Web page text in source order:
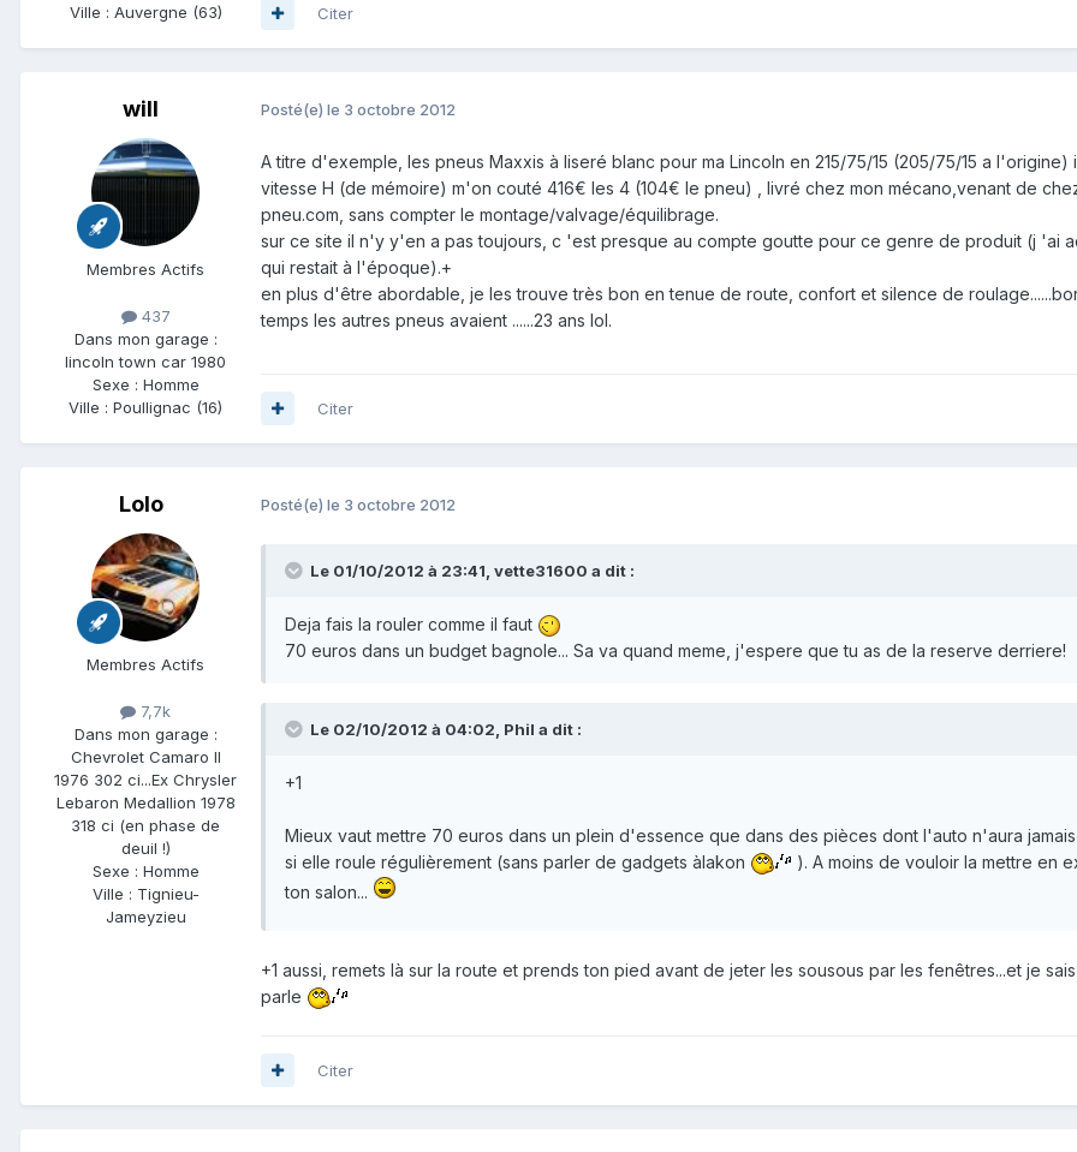
Ville : Auvergne (63) Citer
will
Membres Actifs
437
Dans mon garage :
lincoln town car 1980
Sexe : Homme
Ville : Poullignac (16)
Posté(e) le 3 octobre 2012
A titre d'exemple, les pneus Maxxis à liseré blanc pour ma Lincoln en 215/75/15 (205/75/15 a l'origine)
vitesse H (de mémoire) m'on couté 416€ les 4 (104€ le pneu) , livré chez mon mécano,venant de
pneu.com, sans compter le montage/valvage/équilibrage.
sur ce site il n'y y'en a pas toujours, c 'est presque au compte goutte pour ce genre de produit (j 'ai
qui restait à l'époque).+
en plus d'être abordable, je les trouve très bon en tenue de route, confort et silence de
temps les autres pneus avaient ......23 ans lol.
Citer
Lolo
Membres Actifs
7,7k
Dans mon garage :
Chevrolet Camaro II
1976 302 ci...Ex Chrysler
Lebaron Medallion 1978
318 ci (en phase de
deuil !)
Sexe : Homme
Ville : Tignieu-
Jameyzieu
Posté(e) le 3 octobre 2012
Le 01/10/2012 à 23:41, vette31600 a dit :
Deja fais la rouler comme il faut
70 euros dans un budget bagnole... Sa va quand meme, j'espere que tu as de la reserve derriere!
Le 02/10/2012 à 04:02, Phil a dit :
+1
Mieux vaut mettre 70 euros dans un plein d'essence que dans des pièces dont l'auto n'aura
si elle roule régulièrement (sans parler de gadgets àlakon
). A moins de vouloir la mettre en
ton salon...
+1 aussi, remets là sur la route et prends ton pied avant de jeter les sousous par les fenêtres...et je
parle
Citer